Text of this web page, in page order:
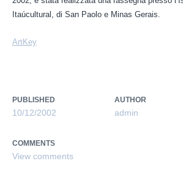
Itaúcultural, di San Paolo e Minas Gerais.
ArtKey
PUBLISHED
10/12/2002
AUTHOR
admin
COMMENTS